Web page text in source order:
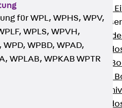
Nivellierbare
Zurück
Zubehör für
Nivellierbare
Zubehör für
für WPL, WPHS, WPV,
WPLS, WPVH,
WPBD, WPAD,
WPLAB, WPKAB WPTR